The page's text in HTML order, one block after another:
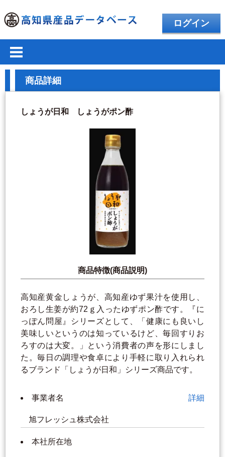
ログイン
商品詳細
しょうが日和 しょうがポン酢
商品特徴(商品説明)
高知産黄金しょうが、高知産ゆず果汁を使用し、
おろし生姜が約72ｇ入ったゆずポン酢です。『に
っぽん問屋』シリーズとして、「健康にも良いし
美味しいというのは知っているけど、毎回すりお
ろすのは大変。」という消費者の声を形にしまし
た。毎日の調理や食卓により手軽に取り入れられ
るブランド「しょうが日和」シリーズ商品です。
事業者名 詳細
旭フレッシュ株式会社
本社所在地